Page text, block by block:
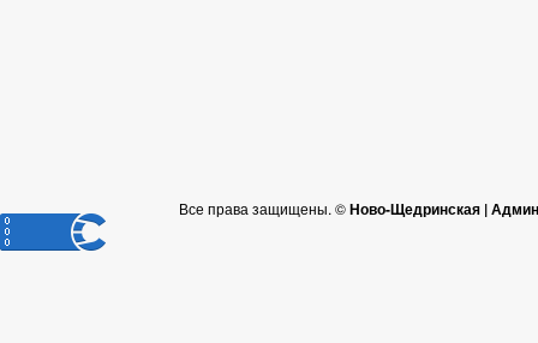
Все права защищены. ©Ново-Щедринская |